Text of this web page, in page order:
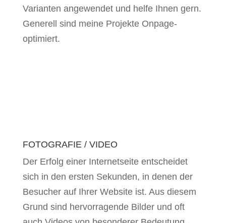
Varianten angewendet und helfe Ihnen gern.
Generell sind meine Projekte Onpage-
optimiert.
FOTOGRAFIE / VIDEO
Der Erfolg einer Internetseite entscheidet
sich in den ersten Sekunden, in denen der
Besucher auf Ihrer Website ist. Aus diesem
Grund sind hervorragende Bilder und oft